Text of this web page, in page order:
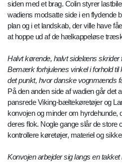
siden med et brag. Colin styrer
wadiens modsatte side i en flydende
plan og i et landskab, der ville have
at hoppe ud af de hælkappeløse
Halvt kørende, halvt sidelæns skrider
Bemærk forhjulenes vinkel i forhold til
det punkt, hvor danske vognmænds
På den anden side af wadien går det
pansrede Viking-bæltekøretøjer og
konvojen og minder om hyrdehunde,
deres flok. Nogle gange slår de store
kontrollere køretøjer, materiel og
Konvojen arbejder sig langs en